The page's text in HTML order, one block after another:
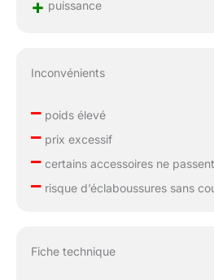
+ puissance
Inconvénients
–poids élevé
–prix excessif
–certains accessoires ne
–risque d’éclaboussures sans
Fiche technique